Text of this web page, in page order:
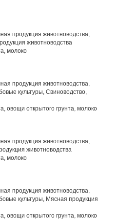
продукция животноводства,
животноводства
молоко
продукция животноводства,
культуры, Свиноводство,
овощи открытого грунта, молоко
продукция животноводства,
животноводства
молоко
продукция животноводства,
культуры, Мясная продукция
овощи открытого грунта, молоко